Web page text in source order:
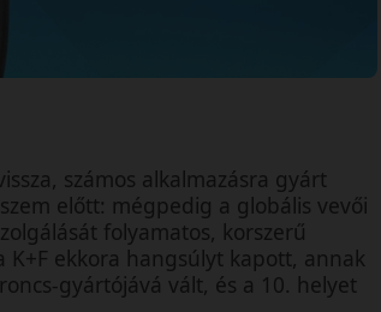
számos alkalmazásra gyárt
előtt: mégpedig a globális vevői
folyamatos, korszerű
K+F ekkora hangsúlyt kapott, annak
gyártójává vált, és a 10. helyet